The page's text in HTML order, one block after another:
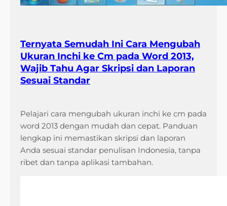
Ternyata Semudah Ini Cara Mengubah
Ukuran Inchi ke Cm pada Word 2013,
Wajib Tahu Agar Skripsi dan Laporan
Sesuai Standar
Pelajari cara mengubah ukuran inchi ke cm pada
word 2013 dengan mudah dan cepat. Panduan
lengkap ini memastikan skripsi dan laporan
Anda sesuai standar penulisan Indonesia, tanpa
ribet dan tanpa aplikasi tambahan.